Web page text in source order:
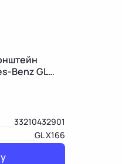
Benz GL
33210432901
GL X166